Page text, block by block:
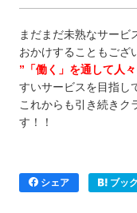
まだまだ未熟なサービ
おかけすることもござ
”「働く」を通して人
すいサービスを目指し
これからも引き続きク
す！！
シェア ブッ